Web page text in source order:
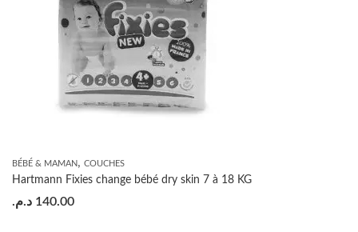
BÉBÉ & MAMAN, COUCHES
Hartmann Fixies change bébé dry skin 7 à 18 KG
140.00 د.م.